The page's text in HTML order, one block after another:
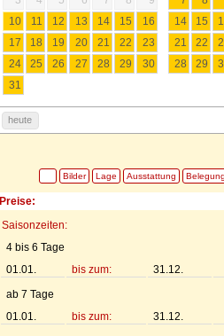
10
11 12 13 14 15
16
17
18 19 20 21 22
23
24
25 26 27 28 29
30
31
14
15
21
22
28
29
heute
Bilder Lage Ausstattung
Preise:
Saisonzeiten:
4 bis 6 Tage
01.01.
bis zum:
31.12.
ab 7 Tage
01.01.
bis zum: 31.12.